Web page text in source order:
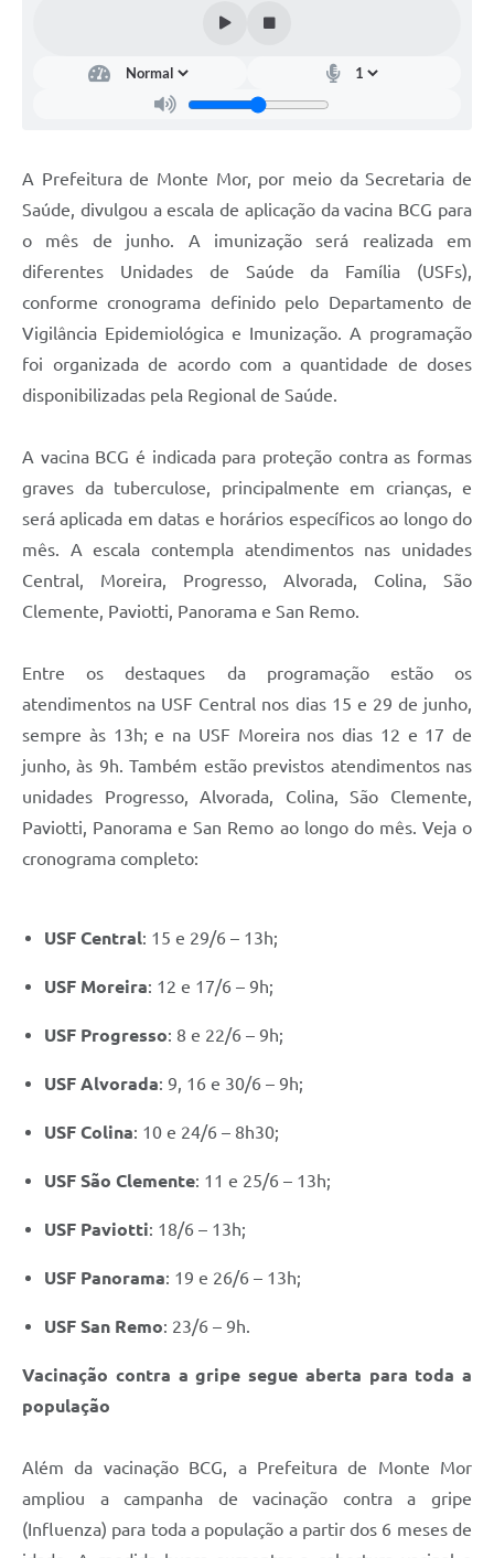
Arquivos para Download
SIC
A Prefeitura de Monte Mor, por meio da Secretaria de
Saúde, divulgou a escala de aplicação da vacina BCG para
o mês de junho. A imunização será realizada em
diferentes Unidades de Saúde da Família (USFs),
conforme cronograma definido pelo Departamento de
Vigilância Epidemiológica e Imunização. A programação
foi organizada de acordo com a quantidade de doses
disponibilizadas pela Regional de Saúde.
A vacina BCG é indicada para proteção contra as formas
graves da tuberculose, principalmente em crianças, e
será aplicada em datas e horários específicos ao longo do
mês. A escala contempla atendimentos nas unidades
Central, Moreira, Progresso, Alvorada, Colina, São
Clemente, Paviotti, Panorama e San Remo.
Entre os destaques da programação estão os
atendimentos na USF Central nos dias 15 e 29 de junho,
sempre às 13h; e na USF Moreira nos dias 12 e 17 de
junho, às 9h. Também estão previstos atendimentos nas
unidades Progresso, Alvorada, Colina, São Clemente,
Paviotti, Panorama e San Remo ao longo do mês. Veja o
cronograma completo:
USF Central: 15 e 29/6 – 13h;
USF Moreira: 12 e 17/6 – 9h;
USF Progresso: 8 e 22/6 – 9h;
USF Alvorada: 9, 16 e 30/6 – 9h;
USF Colina: 10 e 24/6 – 8h30;
USF São Clemente: 11 e 25/6 – 13h;
USF Paviotti: 18/6 – 13h;
USF Panorama: 19 e 26/6 – 13h;
USF San Remo: 23/6 – 9h.
Vacinação contra a gripe segue aberta para toda a
população
Além da vacinação BCG, a Prefeitura de Monte Mor
ampliou a campanha de vacinação contra a gripe
(Influenza) para toda a população a partir dos 6 meses de